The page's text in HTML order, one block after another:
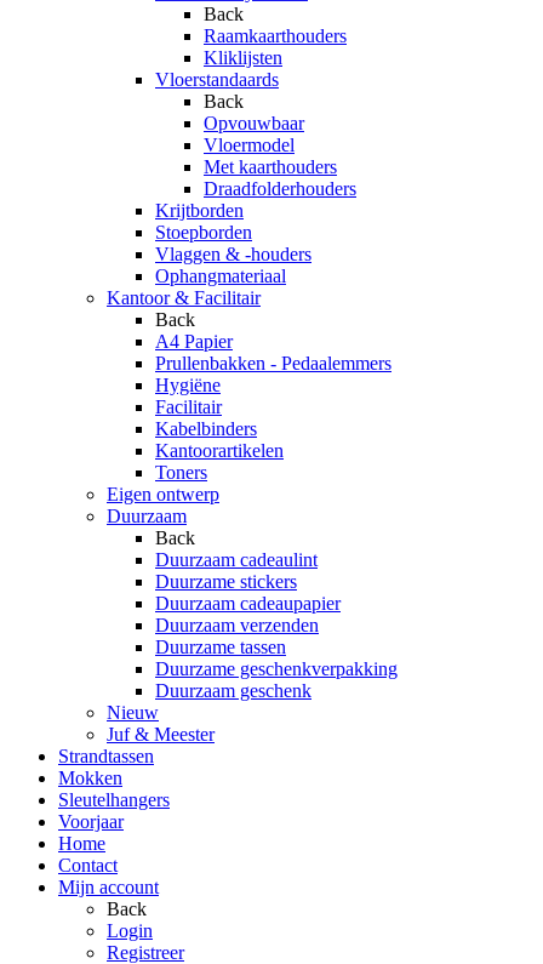
Back
Raamkaarthouders
Kliklijsten
Vloerstandaards
Back
Opvouwbaar
Vloermodel
Met kaarthouders
Draadfolderhouders
Krijtborden
Stoepborden
Vlaggen & -houders
Ophangmateriaal
Kantoor & Facilitair
Back
A4 Papier
Prullenbakken - Pedaalemmers
Hygiëne
Facilitair
Kabelbinders
Kantoorartikelen
Toners
Eigen ontwerp
Duurzaam
Back
Duurzaam cadeaulint
Duurzame stickers
Duurzaam cadeaupapier
Duurzaam verzenden
Duurzame tassen
Duurzame geschenkverpakking
Duurzaam geschenk
Nieuw
Juf & Meester
Strandtassen
Mokken
Sleutelhangers
Voorjaar
Home
Contact
Mijn account
Back
Login
Registreer